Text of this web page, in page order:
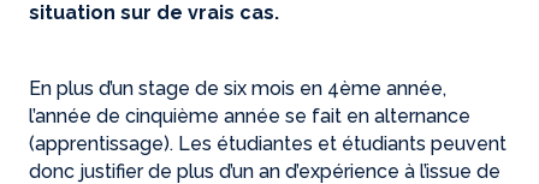
situation sur de vrais cas.
En plus d’un stage de six mois en 4ème année,
l’année de cinquième année se fait en alternance
(apprentissage). Les étudiantes et étudiants peuvent
donc justifier de plus d’un an d’expérience à l’issue de